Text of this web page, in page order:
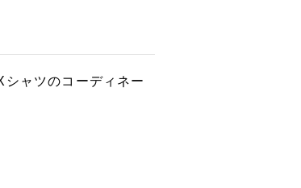
シャツのコーディネー